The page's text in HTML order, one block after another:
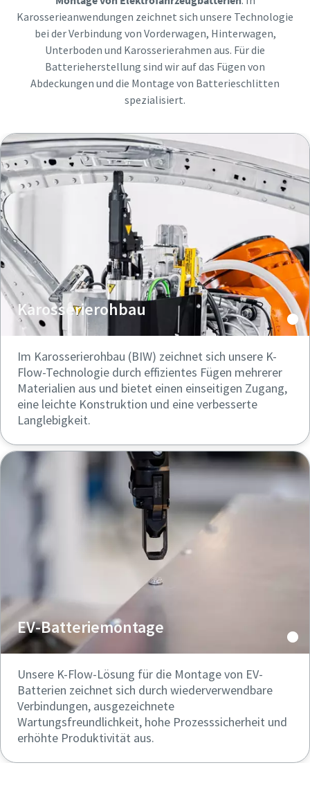
Karosserieanwendungen zeichnet sich unsere Technologie
bei der Verbindung von Vorderwagen, Hinterwagen,
Unterboden und Karosserierahmen aus. Für die
Batterieherstellung sind wir auf das Fügen von
Abdeckungen und die Montage von Batterieschlitten
spezialisiert.
Karosserierohbau
Im Karosserierohbau (BIW) zeichnet sich unsere K-
Flow-Technologie durch effizientes Fügen mehrerer
Materialien aus und bietet einen einseitigen Zugang,
eine leichte Konstruktion und eine verbesserte
Langlebigkeit.
EV-Batteriemontage
Unsere K-Flow-Lösung für die Montage von EV-
Batterien zeichnet sich durch wiederverwendbare
Verbindungen, ausgezeichnete
Wartungsfreundlichkeit, hohe Prozesssicherheit und
erhöhte Produktivität aus.